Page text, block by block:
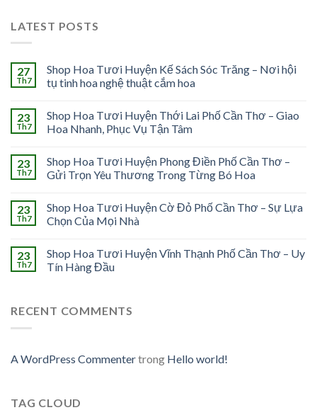
LATEST POSTS
27
Th7
Shop Hoa Tươi Huyện Kế Sách Sóc Trăng – Nơi hội
tụ tinh hoa nghệ thuật cắm hoa
23
Th7
Shop Hoa Tươi Huyện Thới Lai Phố Cần Thơ – Giao
Hoa Nhanh, Phục Vụ Tận Tâm
23
Th7
Shop Hoa Tươi Huyện Phong Điền Phố Cần Thơ –
Gửi Trọn Yêu Thương Trong Từng Bó Hoa
23
Th7
Shop Hoa Tươi Huyện Cờ Đỏ Phố Cần Thơ – Sự Lựa
Chọn Của Mọi Nhà
23
Th7
Shop Hoa Tươi Huyện Vĩnh Thạnh Phố Cần Thơ – Uy
Tín Hàng Đầu
RECENT COMMENTS
A WordPress Commentertrong Hello world!
TAG CLOUD